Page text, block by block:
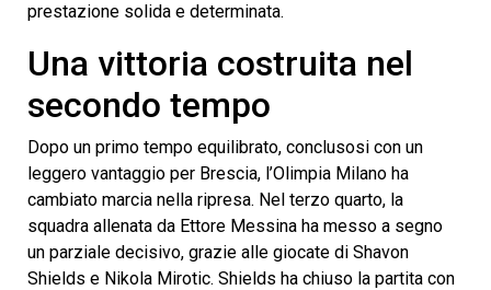
prestazione solida e determinata.
Una vittoria costruita nel
secondo tempo
Dopo un primo tempo equilibrato, conclusosi con un
leggero vantaggio per Brescia, l’Olimpia Milano ha
cambiato marcia nella ripresa. Nel terzo quarto, la
squadra allenata da Ettore Messina ha messo a segno
un parziale decisivo, grazie alle giocate di Shavon
Shields e Nikola Mirotic. Shields ha chiuso la partita con